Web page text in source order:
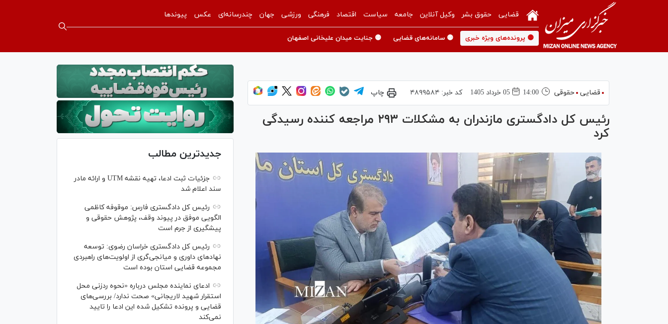
قضایی حقوق بشر وکیل آنلاین جامعه سیاست اقتصاد فرهنگی ورزشی جهان چندرسانه‌ای عکس پیوندها
🟡 پرونده‌های ویژه خبری 🟡 سامانه‌های قضایی 🟡 جنایت میدان علیخانی اصفهان
قضایی حقوقی 14:00 05 خرداد 1405 کد خبر:۴۸۹۹۵۸۴ چاپ
رئیس کل دادگستری مازندران به مشکلات ۲۹۳ مراجعه کننده رسیدگی
کرد
جدیدترین مطالب
جزئیات ثبت ادعا، تهیه نقشه UTM و ارائه مادر
سند اعلام شد
رئیس کل دادگستری فارس: موقوفه کاظمی
الگویی موفق در پیوند وقف، پژوهش حقوقی و
پیشگیری از جرم است
رئیس کل دادگستری خراسان رضوی: توسعه
نهاد‌های داوری و میانجی‌گری از اولویت‌های راهبردی
مجموعه قضایی استان بوده است
ادعای نماینده مجلس درباره «نحوه ردزنی محل
استقرار شهید لاریجانی» صحت ندارد/ بررسی‌های
قضایی و پرونده تشکیل شده این ادعا را تایید
نمی‌کند